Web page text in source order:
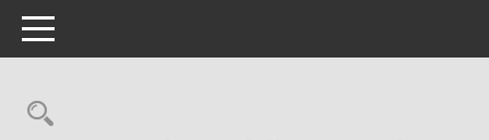
Toggle navigation
Rechercheauswahl